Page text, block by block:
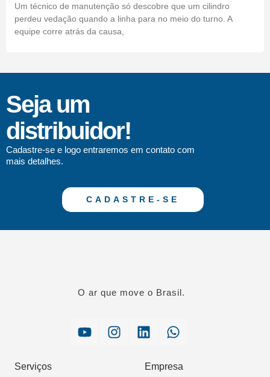
Um técnico de manutenção só descobre que um cilindro
perdeu vedação quando a linha para no meio do turno. A
equipe corre atrás da causa,
Seja um
distribuidor!
Cadastre-se e logo entraremos em contato com
mais detalhes.
CADASTRE-SE
O ar que move o Brasil.
Serviços Empresa